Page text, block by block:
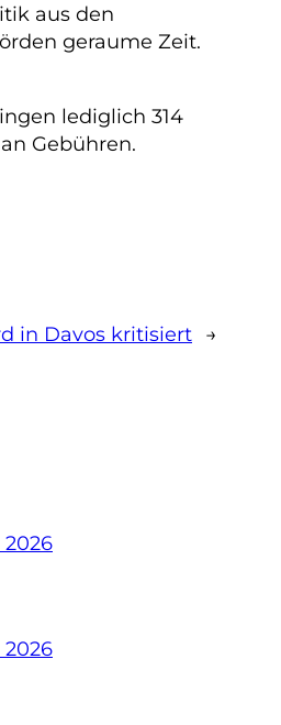
aus den
geraume Zeit.
lediglich 314
Gebühren.
in Davos kritisiert →
2026
2026